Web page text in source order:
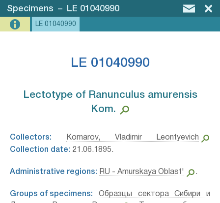
Specimens – LE 01040990
LE 01040990
LE 01040990
Lectotype of Ranunculus amurensis
Kom.⁣
Collectors:
Komarov, Vladimir Leontyevich
Collection date: 21.06.1895.
Administrative regions: RU - Amurskaya Oblast' .
Groups of specimens:
Образцы сектора Сибири и